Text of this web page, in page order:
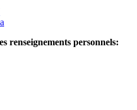
renseignements personnels: